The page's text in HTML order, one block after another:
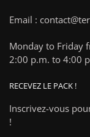
Email :
Monday to Friday
2:00 p.m. to 4:00
RECEVEZ LE PACK !
Inscrivez-vous
!